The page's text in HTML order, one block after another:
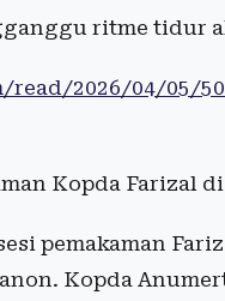
ritme tidur
2026/04/05/
Kopda Farizal
pemakaman
Kopda